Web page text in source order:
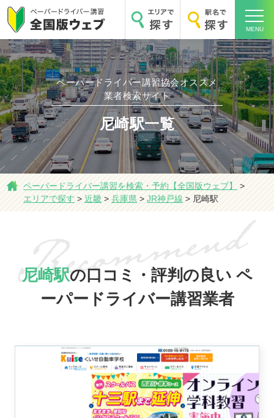
MENU
ホーム
エリアで探す
おすすめ業者
運営会社
ペーパードライバー講習協会オススメ
業者検索サイト
尼崎駅一覧
ペーパードライバー講習を検索・予約【全国版ウェブ】
>
エリアで探す > 近畿 > 兵庫県 > JR神戸線 > 尼崎駅
尼崎駅の口コミ・評判の良い ペ
ーパードライバー講習業者